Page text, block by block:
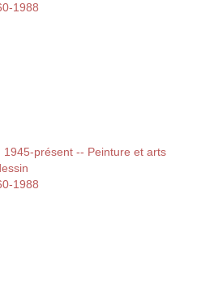
1988
présent -- Peinture et arts
1988